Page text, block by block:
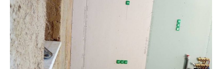
organisation rentrée 2021